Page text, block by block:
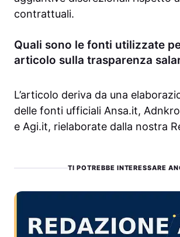
contrattuali.
Quali sono le fonti utilizzate
articolo sulla trasparenza
L’articolo deriva da una
delle fonti ufficiali Ansa.it,
e Agi.it, rielaborate dalla nostra
TI POTREBBE INTERESSARE